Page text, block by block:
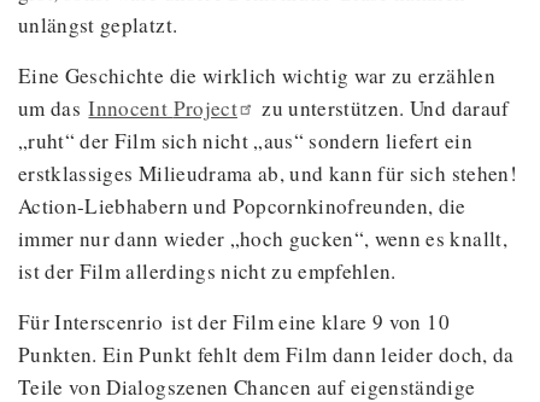
unlängst geplatzt.
Eine Geschichte die wirklich wichtig war zu erzählen
um dasInnocent Project
zu unterstützen. Und darauf
„ruht“ der Film sich nicht „aus“ sondern liefert ein
erstklassiges Milieudrama ab, und kann für sich stehen!
Action-Liebhabern und Popcornkinofreunden, die
immer nur dann wieder „hoch gucken“, wenn es knallt,
ist der Film allerdings nicht zu empfehlen.
Für Interscenrio ist der Film eine klare 9 von 10
Punkten. Ein Punkt fehlt dem Film dann leider doch, da
Teile von Dialogszenen Chancen auf eigenständige